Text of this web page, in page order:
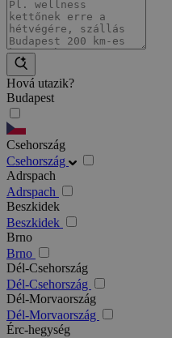
Hová utazik?
Budapest
Csehország
Csehország
Adrspach
Adrspach
Beszkidek
Beszkidek
Brno
Brno
Dél-Csehország
Dél-Csehország
Dél-Morvaország
Dél-Morvaország
Érc-hegység